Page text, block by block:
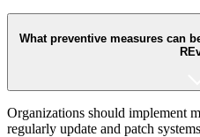
What preventive measures can
Organizations should implement
regularly update and patch